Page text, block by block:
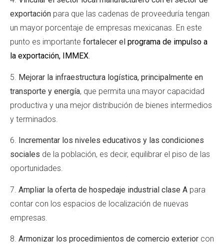
exportación para que las cadenas de proveeduría tengan
un mayor porcentaje de empresas mexicanas. En este
punto es importante fortalecer el programa de impulso a
la exportación, IMMEX.
5. Mejorar la infraestructura logística, principalmente en
transporte y energía, que permita una mayor capacidad
productiva y una mejor distribución de bienes intermedios
y terminados.
6. Incrementar los niveles educativos y las condiciones
sociales de la población, es decir, equilibrar el piso de las
oportunidades.
7. Ampliar la oferta de hospedaje industrial clase A para
contar con los espacios de localización de nuevas
empresas.
8. Armonizar los procedimientos de comercio exterior con